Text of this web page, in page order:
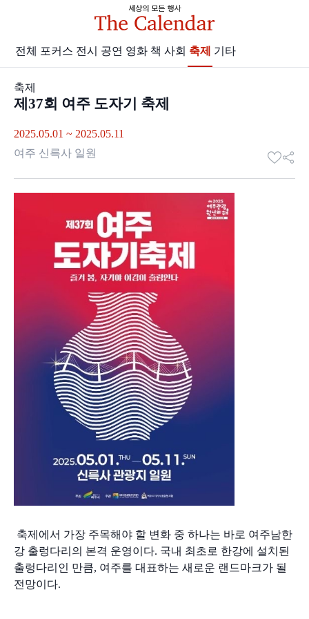
전체 포커스 전시 공연 영화 책 사회 축제 기타
축제
제37회 여주 도자기 축제
2025.05.01 ~ 2025.05.11
여주 신륵사 일원
강 출렁다리의 본격 운영이다. 국내 최초로 한강에 설치된
출렁다리인 만큼, 여주를 대표하는 새로운 랜드마크가 될
전망이다.